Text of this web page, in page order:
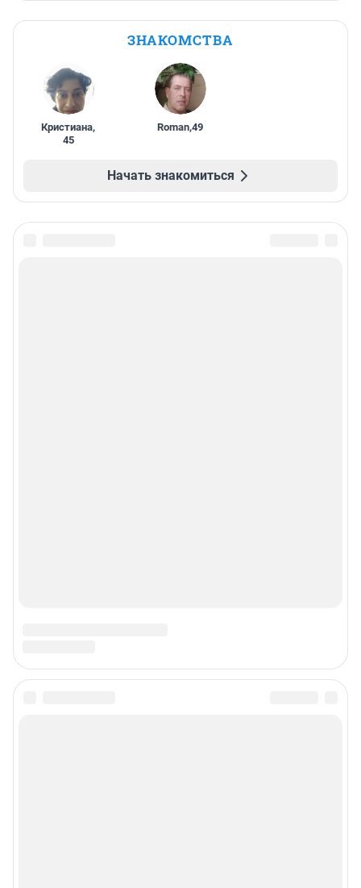
ЗНАКОМСТВА
Кристиана,
45
Roman,49
Начать знакомиться